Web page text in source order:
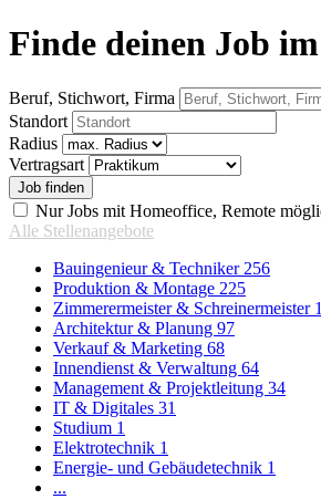
Finde deinen Job
Beruf, Stichwort, Firma
Standort
Radius
Vertragsart
Nur Jobs mit Homeoffice, Remote
Alle Stellenangebote
Bauingenieur & Techniker 256
Produktion & Montage 225
Zimmerermeister & Schreinermeister
Architektur & Planung 97
Verkauf & Marketing 68
Innendienst & Verwaltung 64
Management & Projektleitung 34
IT & Digitales 31
Studium 1
Elektrotechnik 1
Energie- und Gebäudetechnik 1
...